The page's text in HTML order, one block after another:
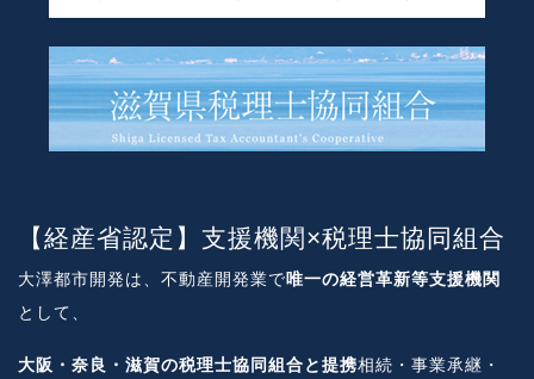
【経産省認定】支援機関×税理士協同組合
大澤都市開発は、不動産開発業で唯一の経営革新等支援機関
として、
大阪・奈良・滋賀の税理士協同組合と提携相続・事業承継・